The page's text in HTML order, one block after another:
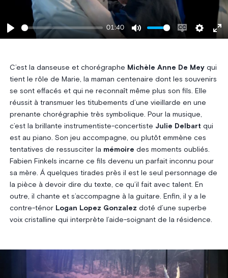
Play
01:40
Mute
EnableSettings
C’est la danseuse et chorégraphe Michèle Anne De Meyqui
tient le rôle de Marie, la maman centenaire dont les souvenirs
se sont effacés et qui ne reconnaît même plus son fils. Elle
réussit à transmuer les titubements d’une vieillarde en une
prenante chorégraphie très symbolique. Pour la musique,
c’est la brillante instrumentiste-concertiste Julie Delbart qui
est au piano. Son jeu accompagne, ou plutôt emmène ces
tentatives de ressusciter la mémoire des moments oubliés.
Fabien Finkels incarne ce fils devenu un parfait inconnu pour
sa mère. Á quelques tirades près il est le seul personnage de
la pièce à devoir dire du texte, ce qu’il fait avec talent. En
outre, il chante et s’accompagne à la guitare. Enfin, il y a le
contre-ténor Logan Lopez Gonzalez doté d’une superbe
voix cristalline qui interprète l’aide-soignant de la résidence.